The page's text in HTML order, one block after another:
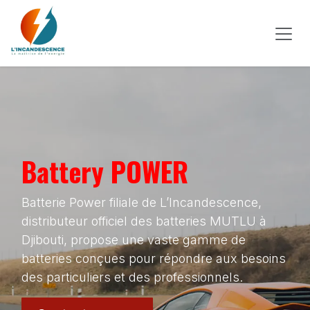
Se rendre au contenu
Battery POWER
Batterie Power filiale de L’Incandescence,
distributeur officiel des batteries MUTLU à
Djibouti, propose une vaste gamme de
batteries conçues pour répondre aux besoins
des particuliers et des professionnels.